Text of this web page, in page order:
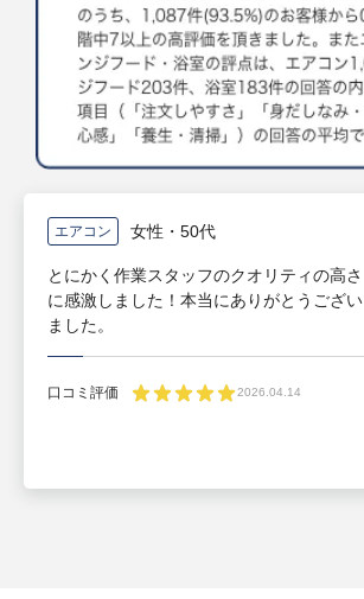
エアコン 女性・50代
とにかく作業スタッフのクオリティの高さ
に感激しました！本当にありがとうござい
ました。
口コミ評価 2026.04.14